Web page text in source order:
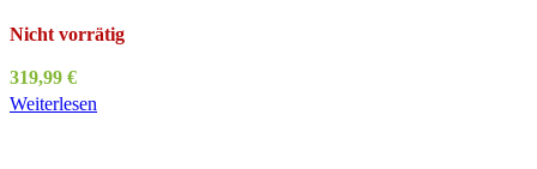
Nicht vorrätig
319,99 €
Weiterlesen